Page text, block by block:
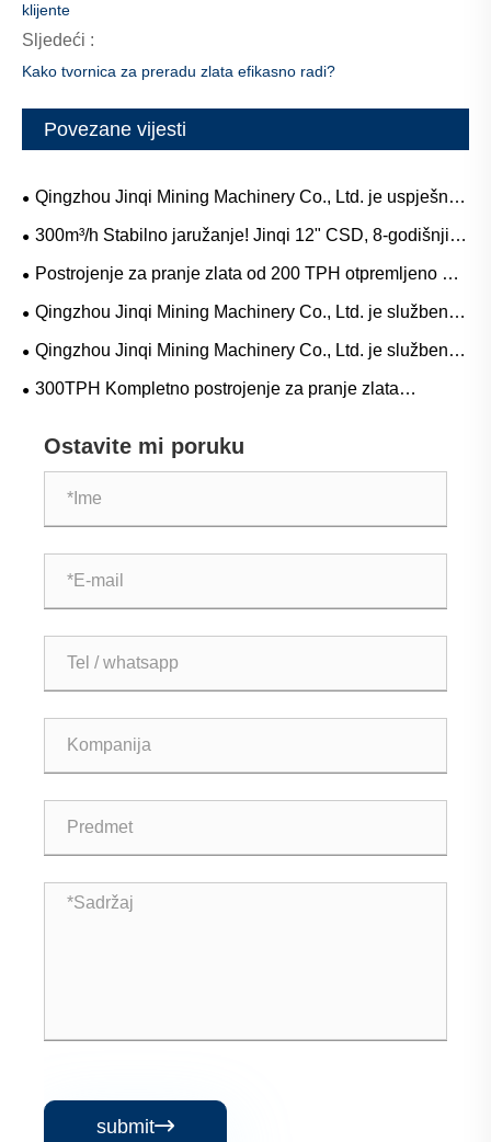
klijente
Sljedeći :
Kako tvornica za preradu zlata efikasno radi?
Povezane vijesti
Qingzhou Jinqi Mining Machinery Co., Ltd. je uspješno
završio isporuku vibracionog sita od 300 TPH u Rusiju
300m³/h Stabilno jaružanje! Jinqi 12" CSD, 8-godišnji
kvalitet, 50-dnevna brza dostava
Postrojenje za pranje zlata od 200 TPH otpremljeno u
Kazahstan
Qingzhou Jinqi Mining Machinery Co., Ltd. je službeno
pokrenuo uslugu kupovine i prodaje rabljene opreme za
Qingzhou Jinqi Mining Machinery Co., Ltd. je službeno
pokrenuo uslugu kupoprodaje rabljenih usisnih bagera.
300TPH Kompletno postrojenje za pranje zlata
Ostavite mi poruku
submit